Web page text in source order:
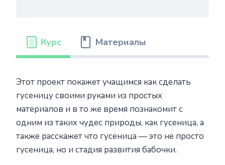
Курс Материалы
Этот проект покажет учащимся как сделать
гусеницу своими руками из простых
материалов и в то же время познакомит с
одним из таких чудес природы, как гусеница, а
также расскажет что гусеница — это не просто
гусеница, но и стадия развития бабочки.